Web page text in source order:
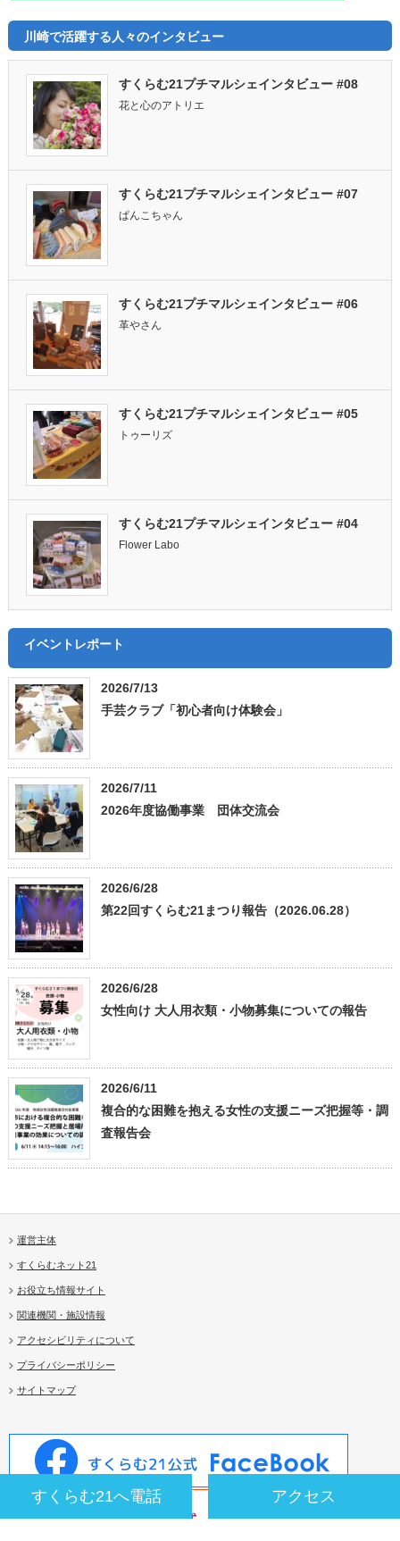
川崎で活躍する人々のインタビュー
すくらむ21プチマルシェインタビュー #08
花と心のアトリエ
すくらむ21プチマルシェインタビュー #07
ぱんこちゃん
すくらむ21プチマルシェインタビュー #06
革やさん
すくらむ21プチマルシェインタビュー #05
トゥーリズ
すくらむ21プチマルシェインタビュー #04
Flower Labo
イベントレポート
2026/7/13
手芸クラブ「初心者向け体験会」
2026/7/11
2026年度協働事業 団体交流会
2026/6/28
第22回すくらむ21まつり報告（2026.06.28）
2026/6/28
女性向け 大人用衣類・小物募集についての報告
2026/6/11
複合的な困難を抱える女性の支援ニーズ把握等・調
査報告会
運営主体
すくらむネット21
お役立ち情報サイト
関連機関・施設情報
アクセシビリティについて
プライバシーポリシー
サイトマップ
すくらむ21へ電話 アクセス